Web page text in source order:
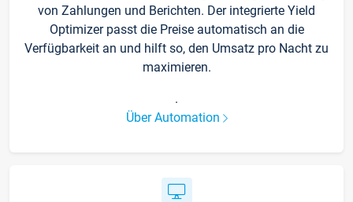
von Zahlungen und Berichten. Der integrierte Yield
Optimizer passt die Preise automatisch an die
Verfügbarkeit an und hilft so, den Umsatz pro Nacht zu
maximieren.
.
Über Automation